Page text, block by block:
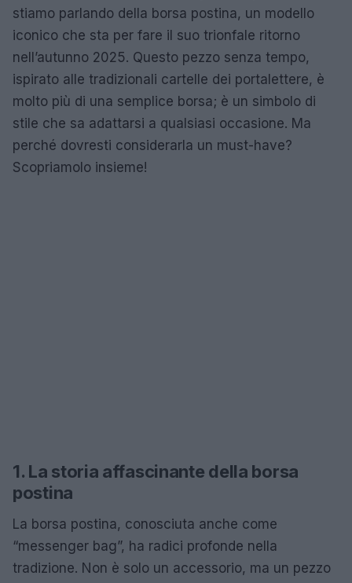
stiamo parlando della borsa postina, un modello
iconico che sta per fare il suo trionfale ritorno
nell’autunno 2025. Questo pezzo senza tempo,
ispirato alle tradizionali cartelle dei portalettere, è
molto più di una semplice borsa; è un simbolo di
stile che sa adattarsi a qualsiasi occasione. Ma
perché dovresti considerarla un must-have?
Scopriamolo insieme!
1. La storia affascinante della borsa
postina
La borsa postina, conosciuta anche come
“messenger bag”, ha radici profonde nella
tradizione. Non è solo un accessorio, ma un pezzo